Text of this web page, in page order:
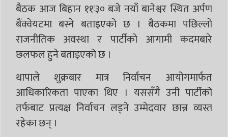
बैठक आज बिहान ११ः३० बजे नयाँ बानेश्वर स्थित अर्पण
बैंक्वेयटमा बस्ने बताइएको छ । बैठकमा पछिल्लो
राजनीतिक अवस्था र पार्टीको आगामी कदमबारे
छलफल हुने बताइएको छ ।
थापाले शुक्रबार मात्र निर्वाचन आयोगमार्फत
आधिकारिकता पाएका थिए । यससँगै उनी पार्टीको
तर्फबाट प्रत्यक्ष निर्वाचन लड्ने उम्मेदवार छान्न व्यस्त
रहेका छन् ।